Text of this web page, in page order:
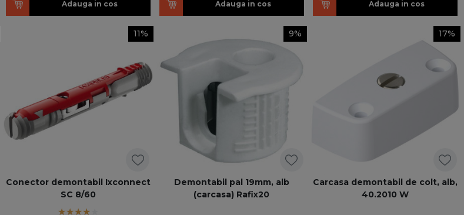
Adauga in cos Adauga in cos Adauga in cos
11%
Conector demontabil Ixconnect
SC 8/60
9%
Demontabil pal 19mm, alb
(carcasa) Rafix20
17%
Carcasa demontabil de colt, alb,
40.2010 W